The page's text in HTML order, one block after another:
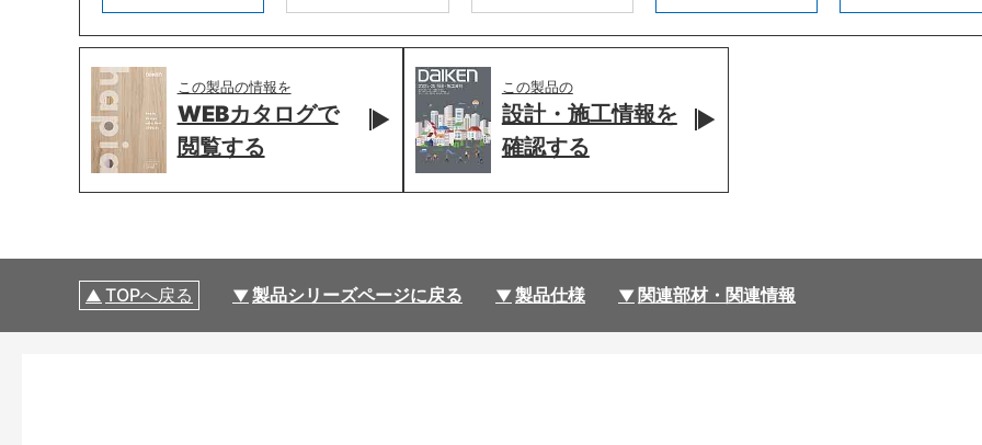
この製品の情報を
WEBカタログで
閲覧する
この製品の
設計・施工情報を
確認する
TOPへ戻る 製品シリーズページに戻る 製品仕様 関連部材・関連情報